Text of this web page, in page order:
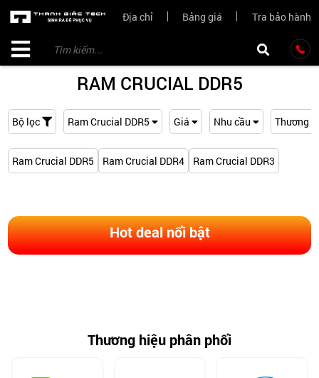
Địa chỉ Bảng giá Tra bảo hành
RAM CRUCIAL DDR5
Bộ lọc Ram Crucial DDR5 Giá Nhu cầu Thương
Ram Crucial DDR5 Ram Crucial DDR4 Ram Crucial DDR3
Hot deal nổi bật
Thương hiệu phân phối